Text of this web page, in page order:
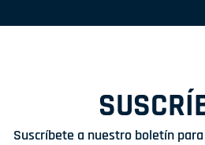
Suscríbete a nuestro boletín